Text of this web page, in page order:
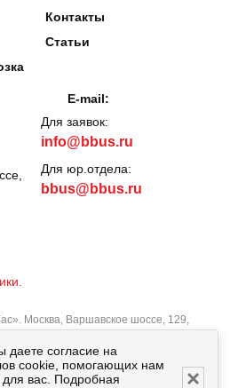
Контакты
Статьи
E-mail:
Для заявок:
info@bbus.ru
Для юр.отдела:
bbus@bbus.ru
Москва, Варшавское шоссе, 129,
на сайте bbus.ru, в т.ч. цены
и комплектации не являются
положениями Статьи 437
даете согласие на
cookie, помогающих нам
для вас. Подробная
×